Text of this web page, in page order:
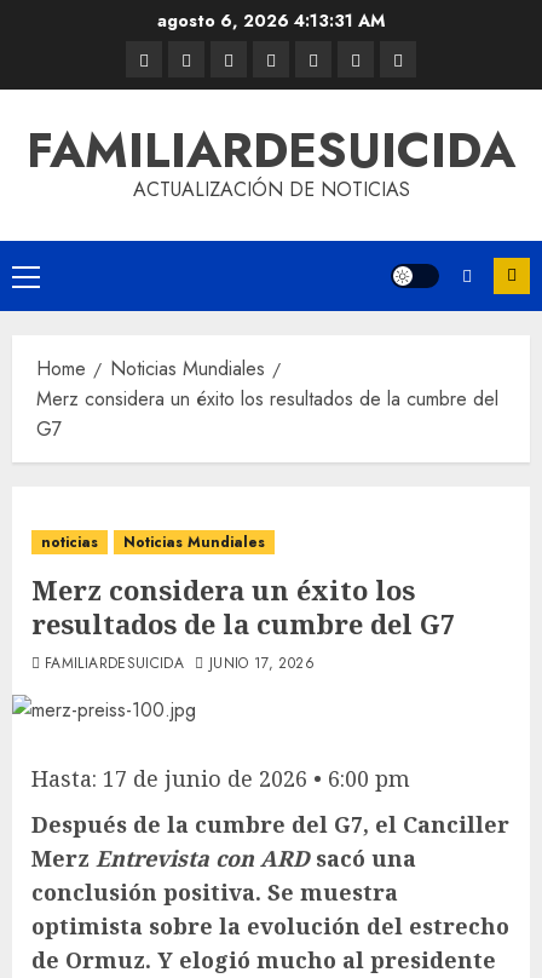
agosto 6, 2026 4:13:31 AM
FAMILIARDESUICIDA
ACTUALIZACIÓN DE NOTICIAS
Home
Noticias Mundiales
Merz considera un éxito los resultados de la cumbre del
G7
noticias Noticias Mundiales
Merz considera un éxito los
resultados de la cumbre del G7
FAMILIARDESUICIDA JUNIO 17, 2026
Hasta: 17 de junio de 2026 • 6:00 pm
Después de la cumbre del G7, el Canciller
Merz Entrevista con ARDsacó una
conclusión positiva. Se muestra
optimista sobre la evolución del estrecho
de Ormuz. Y elogió mucho al presidente